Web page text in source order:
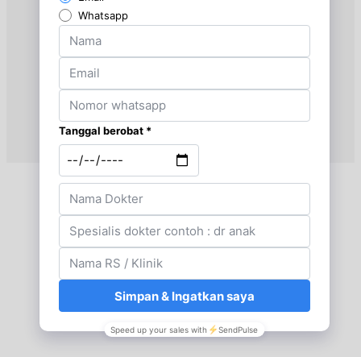
Sabtu, 29/08/2026
Jam 14:00 - 16:00
Senin, 31/08/2026
Jam 17:00 - 19:00
Kamis, 03/09/2026
Jam 17:00 - 19:00
Jumat, 04/09/2026
Jam 17:00 - 19:00